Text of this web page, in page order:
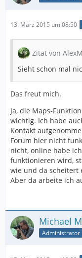
13. März 2015 um 08:50
Zitat von AlexM
Sieht schon mal
Das freut mich.
Ja, die Maps-
wichtig. Ich habe
Kontakt
Forum hier nicht
nicht, online habe
funktionieren wird,
wie und da scheitert
Aber da arbeite ich
Michael
Administrator